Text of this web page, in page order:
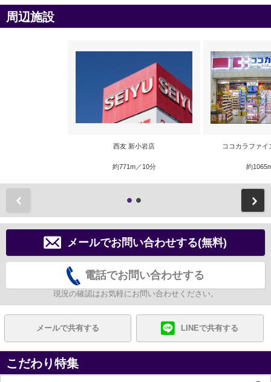
周辺施設
西友 新小岩店
約771m／10分
ココカラファ
約
メールでお問い合わせする(無料)
電話でお問い合わせする
現況の確認はお気軽にお問い合わせください。
メールで共有する LINEで共有する
こだわり特集